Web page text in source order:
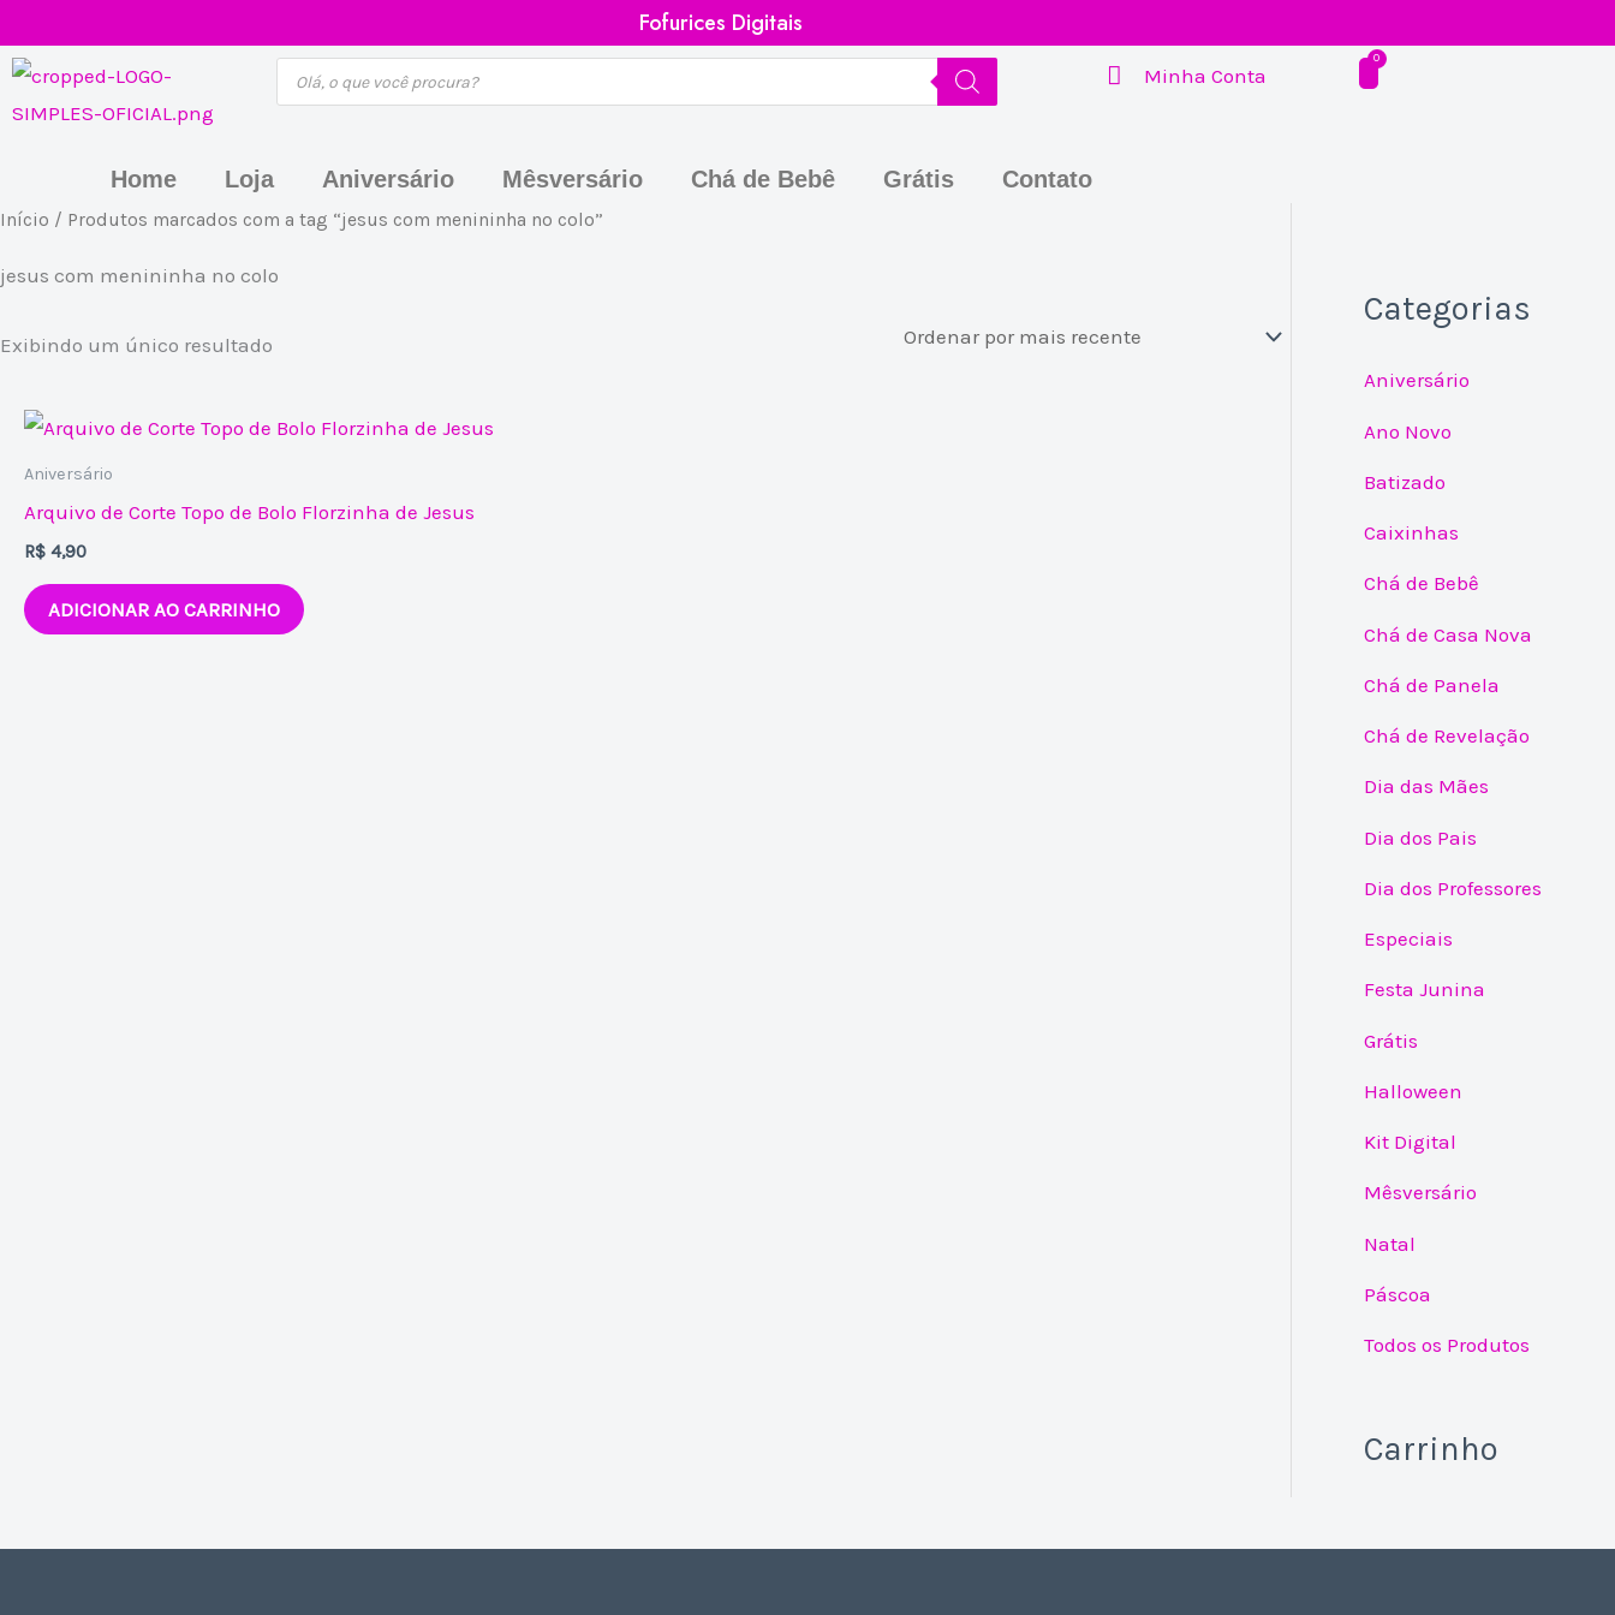
para
Fofurices Digitais
Pesquisar
produtos
Minha Conta
Home Loja Aniversário Mêsversário Chá de Bebê Grátis Contato
Início / Produtos marcados com a tag “jesus com menininha no colo”
jesus com menininha no colo
Exibindo um único resultado
Aniversário
Arquivo de Corte Topo de Bolo Florzinha de Jesus
R$ 4,90
ADICIONAR AO CARRINHO
Categorias
Aniversário
Ano Novo
Batizado
Caixinhas
Chá de Bebê
Chá de Casa Nova
Chá de Panela
Chá de Revelação
Dia das Mães
Dia dos Pais
Dia dos Professores
Especiais
Festa Junina
Grátis
Halloween
Kit Digital
Mêsversário
Natal
Páscoa
Todos os Produtos
Carrinho